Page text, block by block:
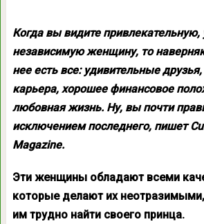
Когда вы видите
независимую женщину, то
нее есть все: удивительные
карьера, хорошее финансовое
любовная жизнь. Ну, вы почти
исключением последнего, пишет
Magazine.
Эти женщины обладают всеми
которые делают их
им трудно найти своего принца.